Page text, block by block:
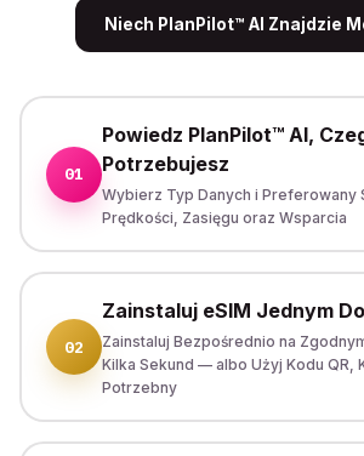
Niech PlanPilot™ AI Znajdzie
01
Powiedz PlanPilot™ AI,
Potrzebujesz
Wybierz Typ Danych i Preferowany
Prędkości, Zasięgu oraz Wsparcia
02
Zainstaluj eSIM Jednym
Zainstaluj Bezpośrednio na
Kilka Sekund — albo Użyj Kodu QR,
Potrzebny